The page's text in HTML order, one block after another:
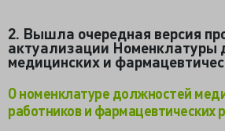
2. Вышла очередная версия
актуализации Номенклатуры
медицинских и
О номенклатуре должностей
работников и фармацевтических